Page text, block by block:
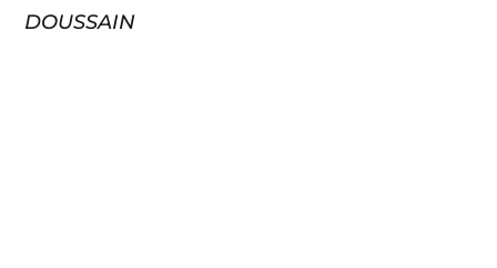
DOUSSAIN